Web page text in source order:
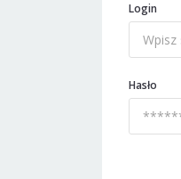
Login
Hasło